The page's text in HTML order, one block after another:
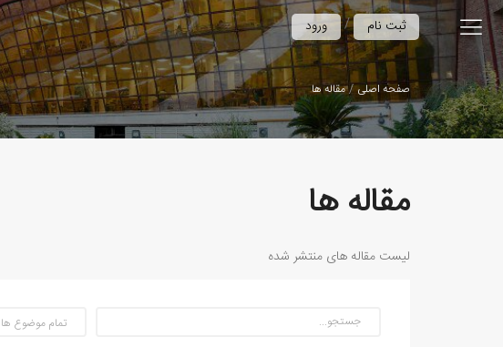
ورود / ثبت نام
صفحه اصلی مقاله ها
مقاله ها
لیست مقاله های منتشر شده